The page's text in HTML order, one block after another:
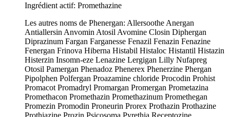
Ingrédient actif: Promethazine
Les autres noms de Phenergan: Allersoothe Anergan
Antiallersin Anvomin Atosil Avomine Closin Diphergan
Diprazinum Fargan Farganesse Fenazil Fenazin Fenazine
Fenergan Frinova Hiberna Histabil Histaloc Histantil Histazin
Histerzin Insomn-eze Lenazine Lergigan Lilly Nufapreg
Otosil Pamergan Phenadoz Phenerex Phenerzine Phergan
Pipolphen Polfergan Proazamine chloride Procodin Prohist
Promacot Promadryl Promargan Promergan Prometazina
Promethacon Promethazin Promethazinum Promethegan
Promezin Promodin Proneurin Prorex Prothazin Prothazine
Prothiazine Prozin Psicosoma Pyrethia Receptozine